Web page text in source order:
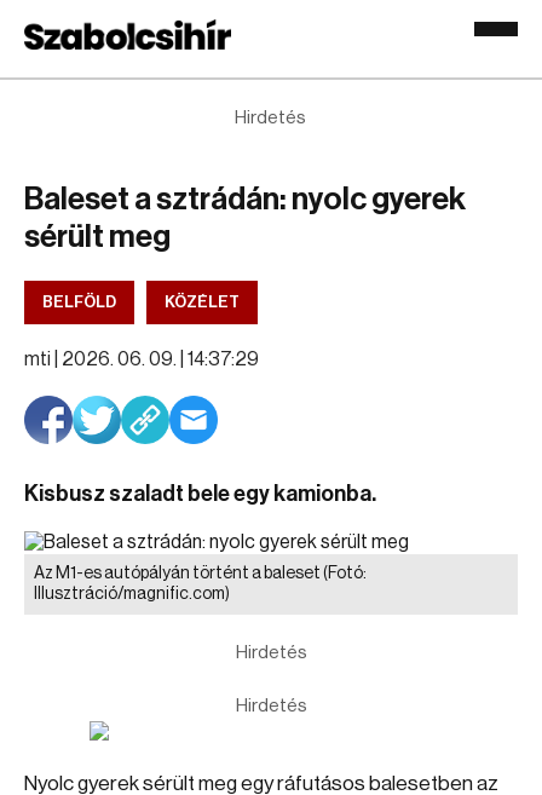
Hirdetés
Baleset a sztrádán: nyolc gyerek
sérült meg
BELFÖLD KÖZÉLET
mti | 2026. 06. 09. | 14:37:29
Kisbusz szaladt bele egy kamionba.
Az M1-es autópályán történt a baleset (Fotó:
Illusztráció/magnific.com)
Hirdetés
Hirdetés
Nyolc gyerek sérült meg egy ráfutásos balesetben az